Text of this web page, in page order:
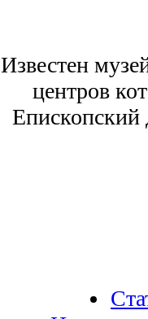
Известен
центров